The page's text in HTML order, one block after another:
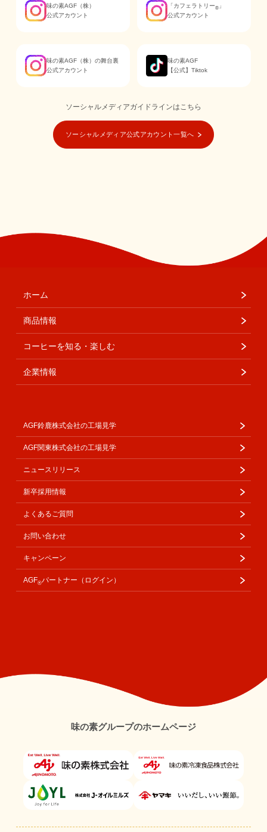
味の素AGF（株）
公式アカウント
「カフェラトリー® 」
公式アカウント
味の素AGF（株）の舞台裏
公式アカウント
味の素AGF
【公式】Tiktok
ソーシャルメディアガイドラインはこちら
ソーシャルメディア公式アカウント一覧へ
ホーム
商品情報
コーヒーを知る・楽しむ
企業情報
AGF鈴鹿株式会社の工場見学
AGF関東株式会社の工場見学
ニュースリリース
新卒採用情報
よくあるご質問
お問い合わせ
キャンペーン
AGF®パートナー（ログイン）
味の素グループのホームページ